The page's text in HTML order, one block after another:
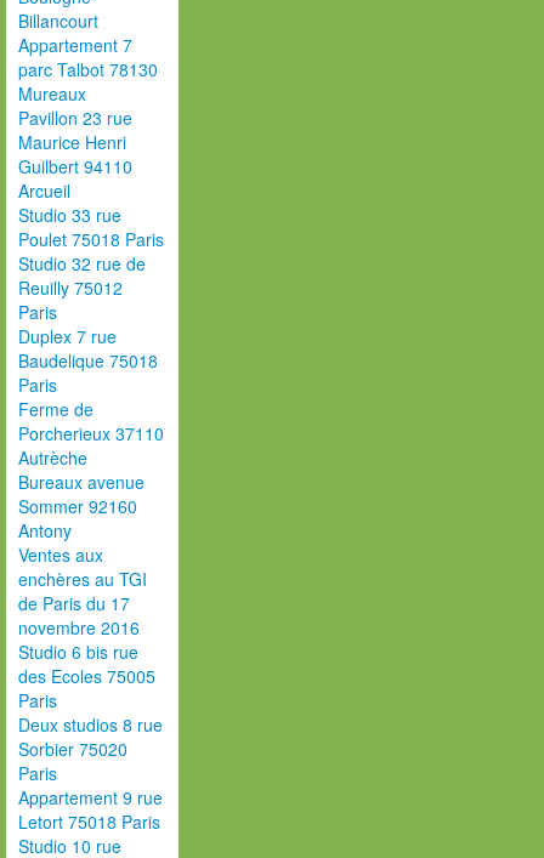
Billancourt
Appartement 7
parc Talbot 78130
Mureaux
Pavillon 23 rue
Maurice Henri
Guilbert 94110
Arcueil
Studio 33 rue
Poulet 75018 Paris
Studio 32 rue de
Reuilly 75012
Paris
Duplex 7 rue
Baudelique 75018
Paris
Ferme de
Porcherieux 37110
Autrèche
Bureaux avenue
Sommer 92160
Antony
Ventes aux
enchères au TGI
de Paris du 17
novembre 2016
Studio 6 bis rue
des Ecoles 75005
Paris
Deux studios 8 rue
Sorbier 75020
Paris
Appartement 9 rue
Letort 75018 Paris
Studio 10 rue